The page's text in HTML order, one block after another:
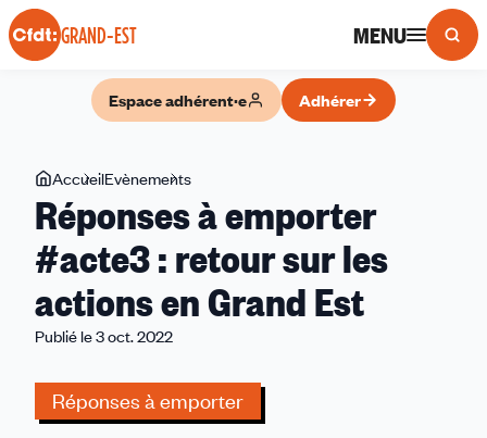
Panneau de gestion des cookies
GRAND-EST MENU
Espace adhérent·e Adhérer
Vous
êtes
ici
AccueilEvènements
à
emporter
#acte3
:
retour
actions
en
Réponses à emporter
#acte3 : retour sur les
actions en Grand Est
Publié le 3 oct. 2022
Réponses à emporter